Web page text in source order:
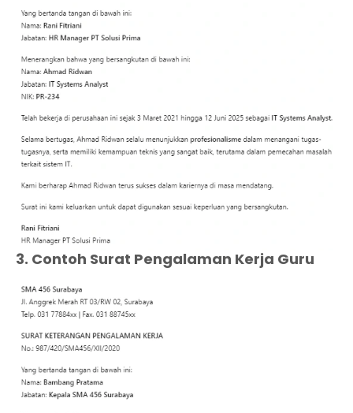
3. Contoh Surat Pengalaman Kerja Guru